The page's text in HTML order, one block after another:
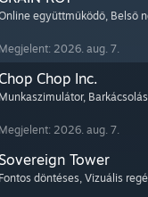
együttműködő, Belső
Megjelent: 2026. aug. 7.
Chop Chop Inc.
Munkaszimulátor, Barkácsolás
Megjelent: 2026. aug. 7.
Tower
Fontos döntéses, Vizuális